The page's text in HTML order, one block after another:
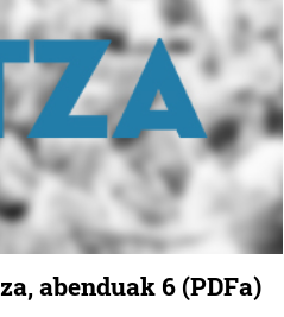
abenduak 6 (PDFa)